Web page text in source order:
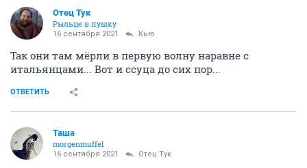
Отец Тук
Рыльце в пушку
16 сентября 2021 Кью
Так они там мёрли в первую волну наравне с
итальянцами... Вот и ссуца до сих пор...
ОТВЕТИТЬ
Таша
morgenmuffel
16 сентября 2021 Отец Тук